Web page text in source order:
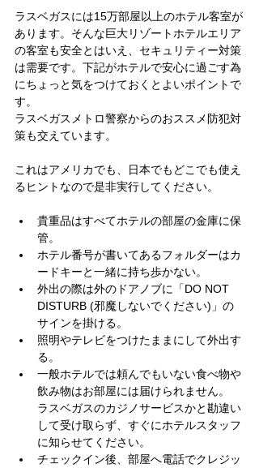
ラスベガスには15万部屋以上のホテル客室が
あります。そんな巨大リゾートホテルエリア
の客室も安全とはいえ、セキュリティー対策
は需要です。下記がホテルで安心に過ごす為
にちょっと気をつけておくとよいポイントで
す。
ラスベガスメトロ警察からのおススメ防犯対
策も交えています。
これはアメリカでも、日本でもどこでも使え
るヒントなので是非実行してください。
貴重品はすべてホテルの部屋の金庫に保
管。
ホテル番号が書いてあるフォルダーはカ
ードキーと一緒に持ち歩かない。
外出の際は外のドアノブに「DO NOT
DISTURB (邪魔しないでください)」の
サインを掛ける。
照明やテレビをつけたままにして外出す
る。
一般ホテルでは頼んでもいない食べ物や
飲み物はお部屋には届けられません。
ラスベガスのカジノサービスかと勘違い
して受け取らず、すぐにホテルスタッフ
に知らせてください。
チェックイン後、部屋へ電話でクレジッ